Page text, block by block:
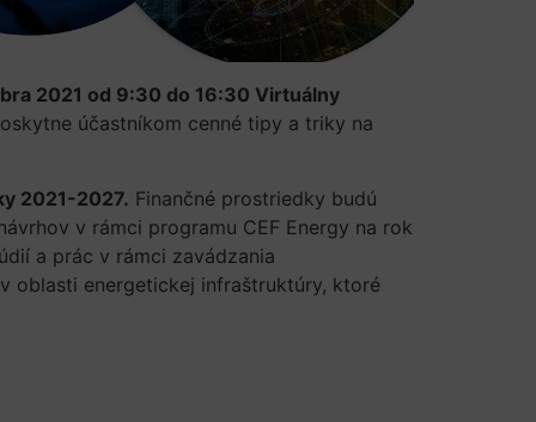
2021 od 9:30 do 16:30 Virtuálny
účastníkom cenné tipy a triky na
2021-2027. Finančné prostriedky budú
v rámci programu CEF Energy na rok
a prác v rámci zavádzania
oblasti energetickej infraštruktúry, ktoré